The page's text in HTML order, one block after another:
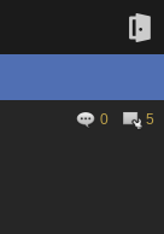
0
5